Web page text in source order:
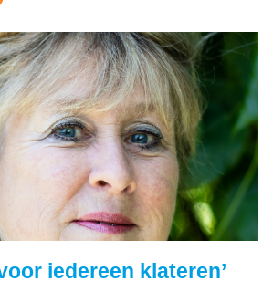
iedereen klateren’